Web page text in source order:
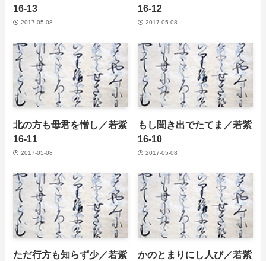
16-13
2017-05-08
16-12
2017-05-08
北の方も母君を憎し／若紫
16-11
2017-05-08
もし聞き出でたてま／若紫
16-10
2017-05-08
ただ行方も知らず少／若紫
かのとまりにし人び／若紫